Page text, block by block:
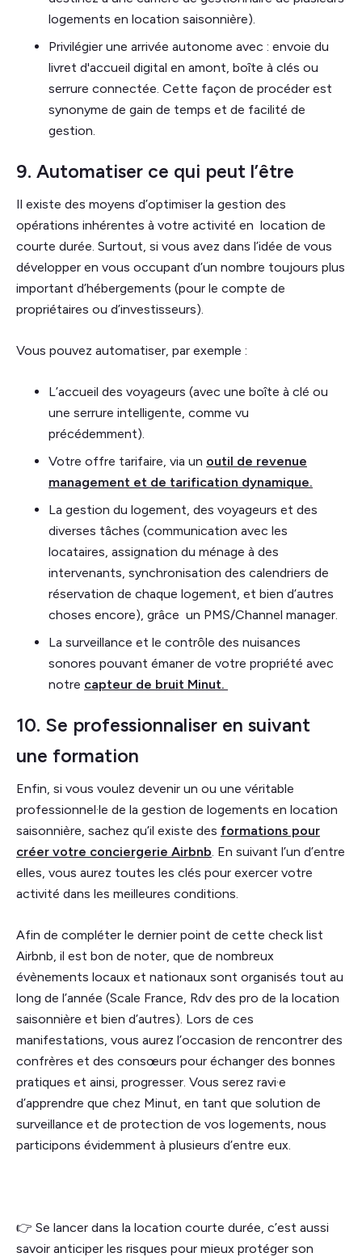
logements en location saisonnière).
Privilégier une arrivée autonome avec : envoie du
livret d'accueil digital en amont, boîte à clés ou
serrure connectée. Cette façon de procéder est
synonyme de gain de temps et de facilité de
gestion.
9. Automatiser ce qui peut l’être
Il existe des moyens d’optimiser la gestion des
opérations inhérentes à votre activité en location de
courte durée. Surtout, si vous avez dans l’idée de vous
développer en vous occupant d’un nombre toujours plus
important d’hébergements (pour le compte de
propriétaires ou d’investisseurs).
Vous pouvez automatiser, par exemple :
L’accueil des voyageurs (avec une boîte à clé ou
une serrure intelligente, comme vu
précédemment).
Votre offre tarifaire, via un outil de revenue
management et de tarification dynamique.
La gestion du logement, des voyageurs et des
diverses tâches (communication avec les
locataires, assignation du ménage à des
intervenants, synchronisation des calendriers de
réservation de chaque logement, et bien d’autres
choses encore), grâce un PMS/Channel manager.
La surveillance et le contrôle des nuisances
sonores pouvant émaner de votre propriété avec
notre capteur de bruit Minut.
10. Se professionnaliser en suivant
une formation
Enfin, si vous voulez devenir un ou une véritable
professionnel·le de la gestion de logements en location
saisonnière, sachez qu’il existe des formations pour
créer votre conciergerie Airbnb . En suivant l’un d’entre
elles, vous aurez toutes les clés pour exercer votre
activité dans les meilleures conditions.
Afin de compléter le dernier point de cette check list
Airbnb, il est bon de noter, que de nombreux
évènements locaux et nationaux sont organisés tout au
long de l’année (Scale France, Rdv des pro de la location
saisonnière et bien d’autres). Lors de ces
manifestations, vous aurez l’occasion de rencontrer des
confrères et des consœurs pour échanger des bonnes
pratiques et ainsi, progresser. Vous serez ravi·e
d’apprendre que chez Minut, en tant que solution de
surveillance et de protection de vos logements, nous
participons évidemment à plusieurs d’entre eux.
👉 Se lancer dans la location courte durée, c’est aussi
savoir anticiper les risques pour mieux protéger son